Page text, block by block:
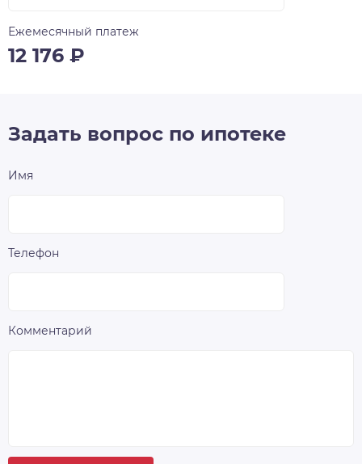
Ежемесячный платеж
12 176 ₽
Задать вопрос по ипотеке
Имя
Телефон
Комментарий